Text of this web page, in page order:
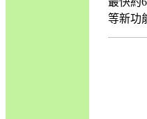
等新功